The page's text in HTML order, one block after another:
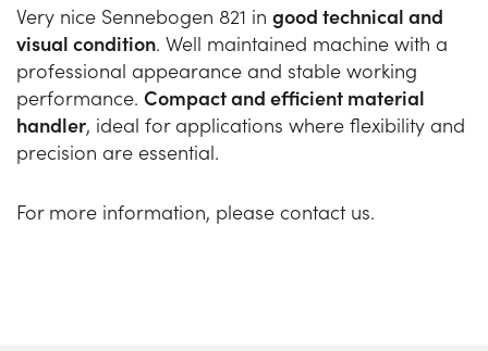
Very nice Sennebogen 821 in good technical and
visual condition. Well maintained machine with a
professional appearance and stable working
performance. Compact and efficient material
handler, ideal for applications where flexibility and
precision are essential.
For more information, please contact us.